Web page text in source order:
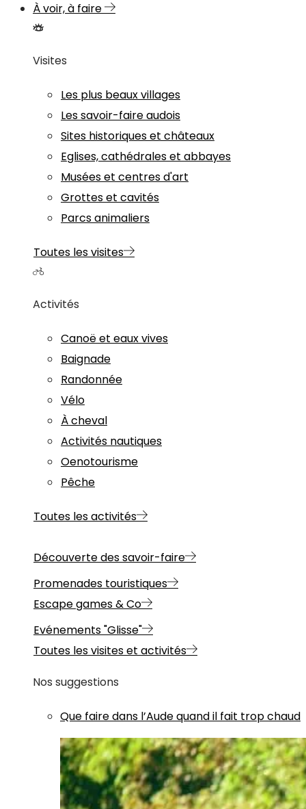
À voir, à faire
Visites
Les plus beaux villages
Les savoir-faire audois
Sites historiques et châteaux
Eglises, cathédrales et abbayes
Musées et centres d'art
Grottes et cavités
Parcs animaliers
Toutes les visites
Activités
Canoë et eaux vives
Baignade
Randonnée
Vélo
À cheval
Activités nautiques
Oenotourisme
Pêche
Toutes les activités
Découverte des savoir-faire
Promenades touristiques
Escape games & Co
Evénements "Glisse"
Toutes les visites et activités
Nos suggestions
Que faire dans l’Aude quand il fait trop chaud